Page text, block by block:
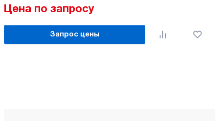
Цена по запросу
Запрос цены